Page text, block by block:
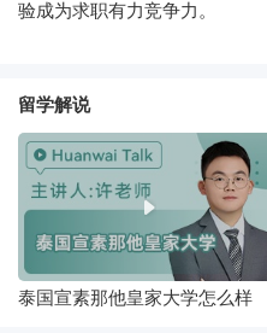
验成为求职有力竞争力。
留学解说
泰国宣素那他皇家大学怎么样